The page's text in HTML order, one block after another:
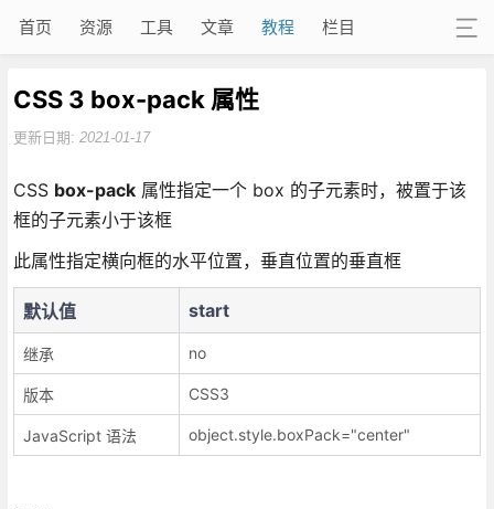
首页 资源 工具 文章 教程 栏目
CSS 3 box-pack 属性
更新日期: 2021-01-17
CSS box-pack属性指定一个 box 的子元素时，被置于该
框的子元素小于该框
此属性指定横向框的水平位置，垂直位置的垂直框
默认值 start
继承 no
版本 CSS3
JavaScript 语法 object.style.boxPack="center"